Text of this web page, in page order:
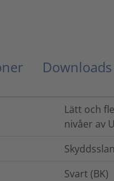
Downloads
Lätt och
nivåer av
Svart (BK)